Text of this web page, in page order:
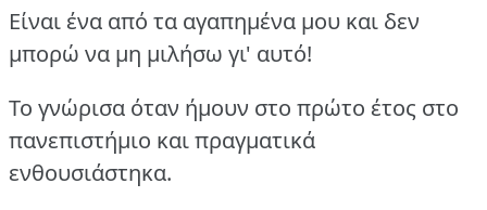
Είναι ένα από τα αγαπημένα μου και δεν
μπορώ να μη μιλήσω γι' αυτό!
Το γνώρισα όταν ήμουν στο πρώτο έτος στο
πανεπιστήμιο και πραγματικά
ενθουσιάστηκα.